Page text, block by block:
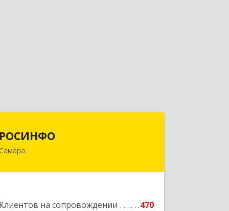
РОСИНФО
Клиентов на сопровождении
470
443069, Самарская обл, Самара г,